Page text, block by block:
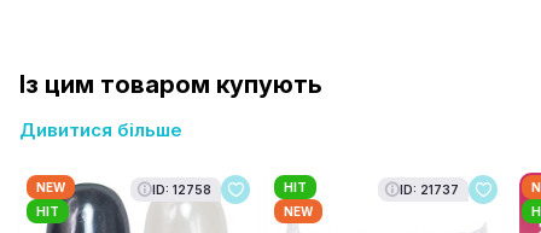
Із цим товаром купують
Дивитися більше
NEW
HIT
ID: 12758
HIT
NEW
ID: 21737